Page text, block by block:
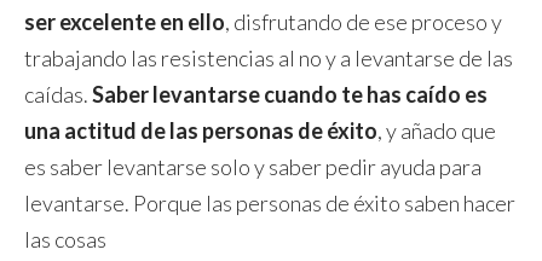
ser excelente en ello, disfrutando de ese proceso y
trabajando las resistencias al no y a levantarse de las
caídas.Saber levantarse cuando te has caído es
una actitud de las personas de éxito, y añado que
es saber levantarse solo y saber pedir ayuda para
levantarse. Porque las personas de éxito saben hacer
las cosas